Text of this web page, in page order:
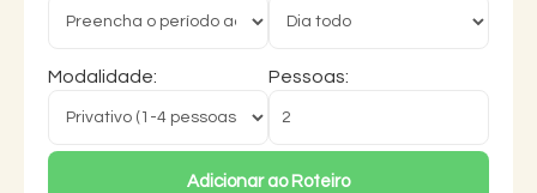
Modalidade: Pessoas:
Adicionar ao Roteiro